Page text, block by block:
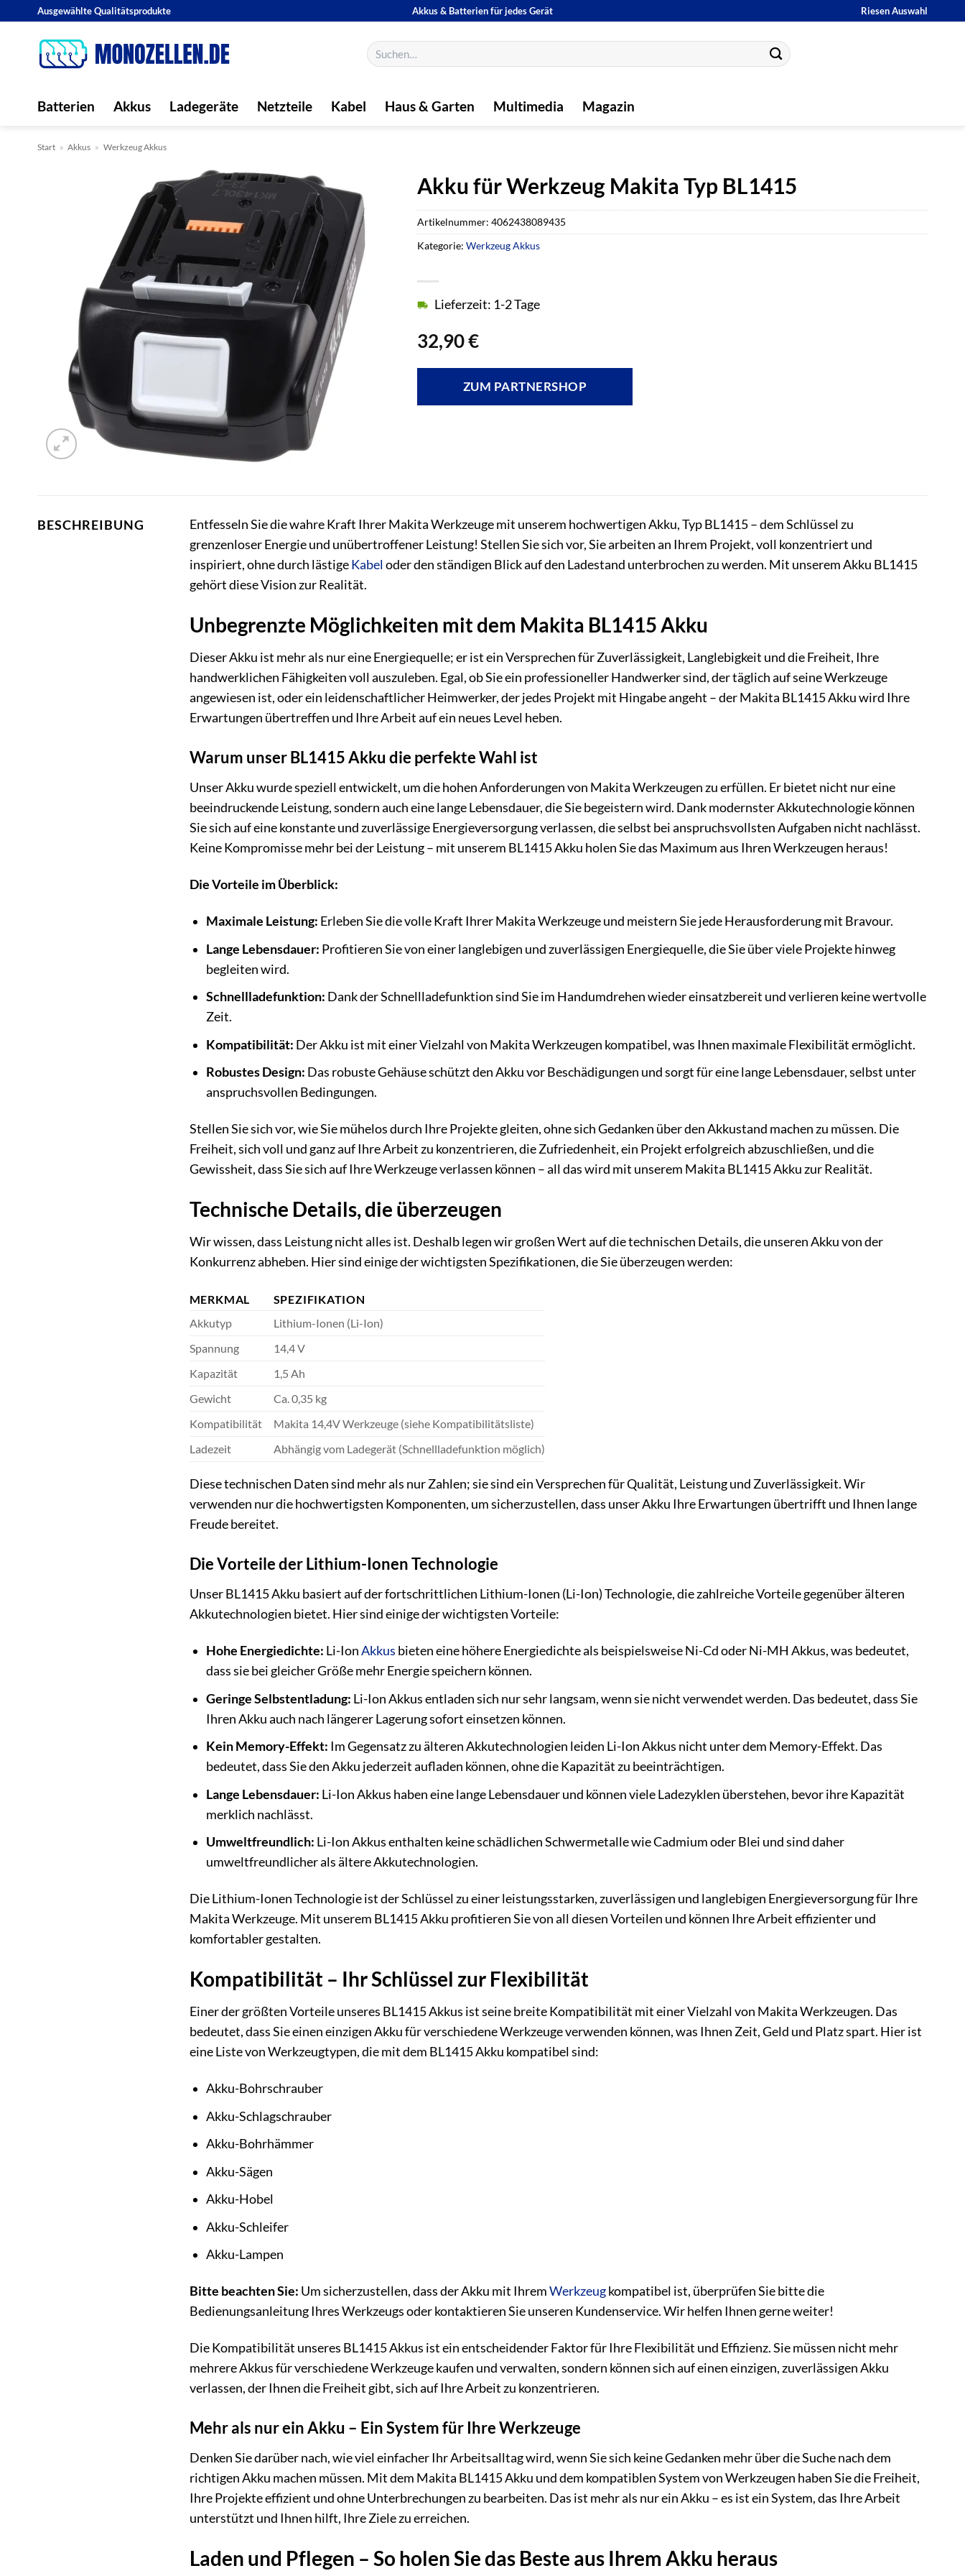
springen
Ausgewählte Qualitätsprodukte Akkus & Batterien für jedes Gerät Riesen Auswahl
Suchen
nach:
Batterien Akkus Ladegeräte Netzteile Kabel Haus & Garten Multimedia Magazin
Start » Akkus » Werkzeug Akkus
Akku für Werkzeug Makita Typ BL1415
32,90€
Lieferzeit: 1-2 Tage
ZUM PARTNERSHOP
Artikelnummer:4062438089435
Kategorie:Werkzeug Akkus
BESCHREIBUNG
Entfesseln Sie die wahre Kraft Ihrer Makita Werkzeuge mit unserem hochwertigen Akku, Typ BL1415 – dem Schlüssel zu
grenzenloser Energie und unübertroffener Leistung! Stellen Sie sich vor, Sie arbeiten an Ihrem Projekt, voll konzentriert und
inspiriert, ohne durch lästigeKabeloder den ständigen Blick auf den Ladestand unterbrochen zu werden. Mit unserem Akku BL1415
gehört diese Vision zur Realität.
Unbegrenzte Möglichkeiten mit dem Makita BL1415 Akku
Dieser Akku ist mehr als nur eine Energiequelle; er ist ein Versprechen für Zuverlässigkeit, Langlebigkeit und die Freiheit, Ihre
handwerklichen Fähigkeiten voll auszuleben. Egal, ob Sie ein professioneller Handwerker sind, der täglich auf seine Werkzeuge
angewiesen ist, oder ein leidenschaftlicher Heimwerker, der jedes Projekt mit Hingabe angeht – der Makita BL1415 Akku wird Ihre
Erwartungen übertreffen und Ihre Arbeit auf ein neues Level heben.
Warum unser BL1415 Akku die perfekte Wahl ist
Unser Akku wurde speziell entwickelt, um die hohen Anforderungen von Makita Werkzeugen zu erfüllen. Er bietet nicht nur eine
beeindruckende Leistung, sondern auch eine lange Lebensdauer, die Sie begeistern wird. Dank modernster Akkutechnologie können
Sie sich auf eine konstante und zuverlässige Energieversorgung verlassen, die selbst bei anspruchsvollsten Aufgaben nicht nachlässt.
Keine Kompromisse mehr bei der Leistung – mit unserem BL1415 Akku holen Sie das Maximum aus Ihren Werkzeugen heraus!
Die Vorteile im Überblick:
Maximale Leistung: Erleben Sie die volle Kraft Ihrer Makita Werkzeuge und meistern Sie jede Herausforderung mit Bravour.
Lange Lebensdauer: Profitieren Sie von einer langlebigen und zuverlässigen Energiequelle, die Sie über viele Projekte hinweg
begleiten wird.
Schnellladefunktion: Dank der Schnellladefunktion sind Sie im Handumdrehen wieder einsatzbereit und verlieren keine wertvolle
Zeit.
Kompatibilität: Der Akku ist mit einer Vielzahl von Makita Werkzeugen kompatibel, was Ihnen maximale Flexibilität ermöglicht.
Robustes Design: Das robuste Gehäuse schützt den Akku vor Beschädigungen und sorgt für eine lange Lebensdauer, selbst unter
anspruchsvollen Bedingungen.
Stellen Sie sich vor, wie Sie mühelos durch Ihre Projekte gleiten, ohne sich Gedanken über den Akkustand machen zu müssen. Die
Freiheit, sich voll und ganz auf Ihre Arbeit zu konzentrieren, die Zufriedenheit, ein Projekt erfolgreich abzuschließen, und die
Gewissheit, dass Sie sich auf Ihre Werkzeuge verlassen können – all das wird mit unserem Makita BL1415 Akku zur Realität.
Technische Details, die überzeugen
Wir wissen, dass Leistung nicht alles ist. Deshalb legen wir großen Wert auf die technischen Details, die unseren Akku von der
Konkurrenz abheben. Hier sind einige der wichtigsten Spezifikationen, die Sie überzeugen werden:
MERKMAL
SPEZIFIKATION
Akkutyp
Lithium-Ionen (Li-Ion)
Spannung
14,4 V
Kapazität
1,5 Ah
Gewicht
Ca. 0,35 kg
Kompatibilität
Makita 14,4V Werkzeuge (siehe Kompatibilitätsliste)
Ladezeit
Abhängig vom Ladegerät (Schnellladefunktion möglich)
Diese technischen Daten sind mehr als nur Zahlen; sie sind ein Versprechen für Qualität, Leistung und Zuverlässigkeit. Wir
verwenden nur die hochwertigsten Komponenten, um sicherzustellen, dass unser Akku Ihre Erwartungen übertrifft und Ihnen lange
Freude bereitet.
Die Vorteile der Lithium-Ionen Technologie
Unser BL1415 Akku basiert auf der fortschrittlichen Lithium-Ionen (Li-Ion) Technologie, die zahlreiche Vorteile gegenüber älteren
Akkutechnologien bietet. Hier sind einige der wichtigsten Vorteile:
Hohe Energiedichte: Li-IonAkkus bieten eine höhere Energiedichte als beispielsweise Ni-Cd oder Ni-MH Akkus, was bedeutet,
dass sie bei gleicher Größe mehr Energie speichern können.
Geringe Selbstentladung: Li-Ion Akkus entladen sich nur sehr langsam, wenn sie nicht verwendet werden. Das bedeutet, dass Sie
Ihren Akku auch nach längerer Lagerung sofort einsetzen können.
Kein Memory-Effekt: Im Gegensatz zu älteren Akkutechnologien leiden Li-Ion Akkus nicht unter dem Memory-Effekt. Das
bedeutet, dass Sie den Akku jederzeit aufladen können, ohne die Kapazität zu beeinträchtigen.
Lange Lebensdauer: Li-Ion Akkus haben eine lange Lebensdauer und können viele Ladezyklen überstehen, bevor ihre Kapazität
merklich nachlässt.
Umweltfreundlich: Li-Ion Akkus enthalten keine schädlichen Schwermetalle wie Cadmium oder Blei und sind daher
umweltfreundlicher als ältere Akkutechnologien.
Die Lithium-Ionen Technologie ist der Schlüssel zu einer leistungsstarken, zuverlässigen und langlebigen Energieversorgung für Ihre
Makita Werkzeuge. Mit unserem BL1415 Akku profitieren Sie von all diesen Vorteilen und können Ihre Arbeit effizienter und
komfortabler gestalten.
Kompatibilität – Ihr Schlüssel zur Flexibilität
Einer der größten Vorteile unseres BL1415 Akkus ist seine breite Kompatibilität mit einer Vielzahl von Makita Werkzeugen. Das
bedeutet, dass Sie einen einzigen Akku für verschiedene Werkzeuge verwenden können, was Ihnen Zeit, Geld und Platz spart. Hier ist
eine Liste von Werkzeugtypen, die mit dem BL1415 Akku kompatibel sind:
Akku-Bohrschrauber
Akku-Schlagschrauber
Akku-Bohrhämmer
Akku-Sägen
Akku-Hobel
Akku-Schleifer
Akku-Lampen
Bitte beachten Sie: Um sicherzustellen, dass der Akku mit IhremWerkzeugkompatibel ist, überprüfen Sie bitte die
Bedienungsanleitung Ihres Werkzeugs oder kontaktieren Sie unseren Kundenservice. Wir helfen Ihnen gerne weiter!
Die Kompatibilität unseres BL1415 Akkus ist ein entscheidender Faktor für Ihre Flexibilität und Effizienz. Sie müssen nicht mehr
mehrere Akkus für verschiedene Werkzeuge kaufen und verwalten, sondern können sich auf einen einzigen, zuverlässigen Akku
verlassen, der Ihnen die Freiheit gibt, sich auf Ihre Arbeit zu konzentrieren.
Mehr als nur ein Akku – Ein System für Ihre Werkzeuge
Denken Sie darüber nach, wie viel einfacher Ihr Arbeitsalltag wird, wenn Sie sich keine Gedanken mehr über die Suche nach dem
richtigen Akku machen müssen. Mit dem Makita BL1415 Akku und dem kompatiblen System von Werkzeugen haben Sie die Freiheit,
Ihre Projekte effizient und ohne Unterbrechungen zu bearbeiten. Das ist mehr als nur ein Akku – es ist ein System, das Ihre Arbeit
unterstützt und Ihnen hilft, Ihre Ziele zu erreichen.
Laden und Pflegen – So holen Sie das Beste aus Ihrem Akku heraus